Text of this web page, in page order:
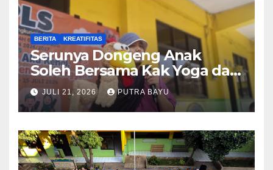
BERITA KREATIFITAS
Serunya Dongeng Anak
Soleh Bersama Kak Yoga dan
Piko
JULI 21, 2026 PUTRA BAYU